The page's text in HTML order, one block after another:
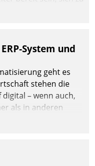
werden sie an ihr
System und
geht es
stehen die
– wenn auch,
als in anderen